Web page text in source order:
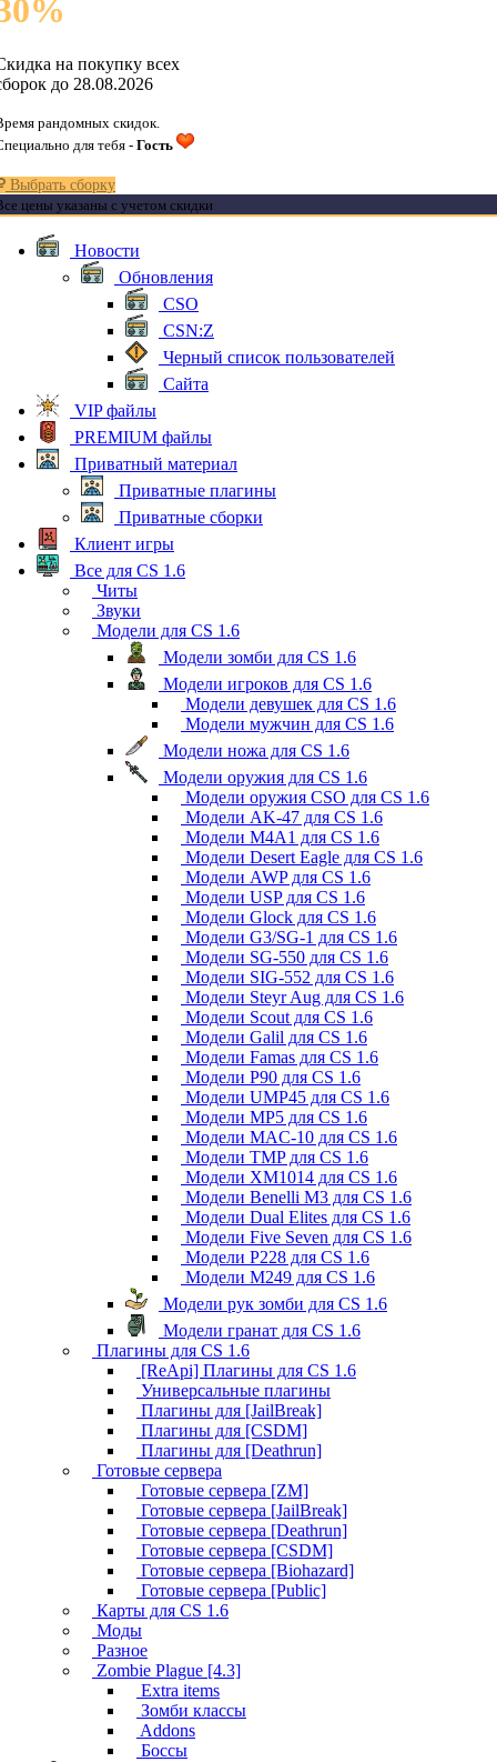
%
на покупку всех
до 28.08.2026
рандомных скидок.
для тебя - Гость
Выбрать сборку
цены указаны с учетом скидки
Новости
Обновления
CSO
CSN:Z
Черный список пользователей
Сайта
VIP файлы
PREMIUM файлы
Приватный материал
Приватные плагины
Приватные сборки
Клиент игры
Все для CS 1.6
Читы
Звуки
Модели для CS 1.6
Модели зомби для CS 1.6
Модели игроков для CS 1.6
Модели девушек для CS 1.6
Модели мужчин для CS 1.6
Модели ножа для CS 1.6
Модели оружия для CS 1.6
Модели оружия CSO для CS 1.6
Модели AK-47 для CS 1.6
Модели M4A1 для CS 1.6
Модели Desert Eagle для CS 1.6
Модели AWP для CS 1.6
Модели USP для CS 1.6
Модели Glock для CS 1.6
Модели G3/SG-1 для CS 1.6
Модели SG-550 для CS 1.6
Модели SIG-552 для CS 1.6
Модели Steyr Aug для CS 1.6
Модели Scout для CS 1.6
Модели Galil для CS 1.6
Модели Famas для CS 1.6
Модели P90 для CS 1.6
Модели UMP45 для CS 1.6
Модели MP5 для CS 1.6
Модели MAC-10 для CS 1.6
Модели TMP для CS 1.6
Модели XM1014 для CS 1.6
Модели Benelli M3 для CS 1.6
Модели Dual Elites для CS 1.6
Модели Five Seven для CS 1.6
Модели P228 для CS 1.6
Модели M249 для CS 1.6
Модели рук зомби для CS 1.6
Модели гранат для CS 1.6
Плагины для CS 1.6
[ReApi] Плагины для CS 1.6
Универсальные плагины
Плагины для [JailBreak]
Плагины для [CSDM]
Плагины для [Deathrun]
Готовые сервера
Готовые сервера [ZM]
Готовые сервера [JailBreak]
Готовые сервера [Deathrun]
Готовые сервера [CSDM]
Готовые сервера [Biohazard]
Готовые сервера [Public]
Карты для CS 1.6
Моды
Разное
Zombie Plague [4.3]
Extra items
Зомби классы
Addons
Боссы